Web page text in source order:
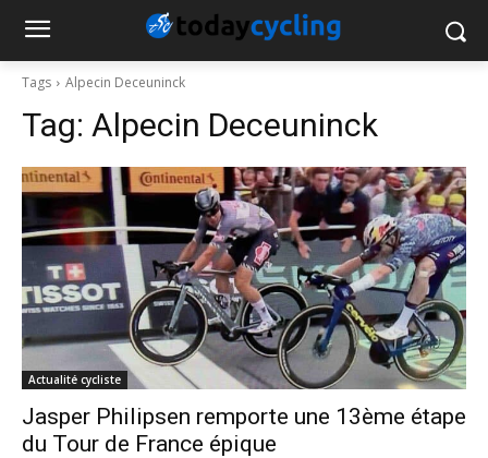
Tags Alpecin Deceuninck
Tag: Alpecin Deceuninck
Actualité cycliste
Jasper Philipsen remporte une 13ème étape
du Tour de France épique